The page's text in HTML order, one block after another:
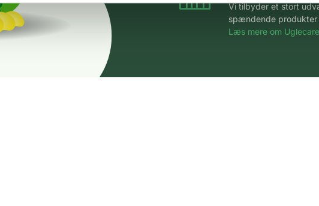
Vi tilbyder et stort
spændende produkter
Læs mere om